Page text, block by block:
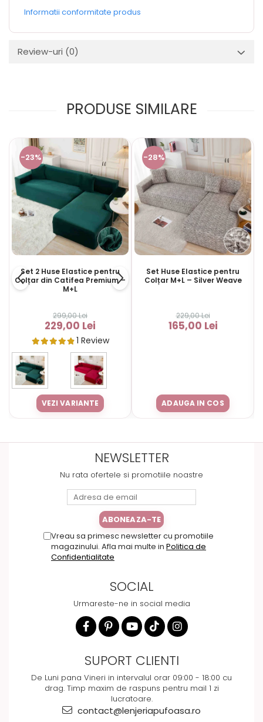
Informatii conformitate produs
Review-uri (0)
PRODUSE SIMILARE
-23%
Set 2 Huse Elastice pentru
Colțar din Catifea Premium –
M+L
299,00 Lei
229,00 Lei
1 Review
VEZI VARIANTE
-28%
Set Huse Elastice pentru
Colțar M+L – Silver Weave
229,00 Lei
165,00 Lei
ADAUGA IN COS
NEWSLETTER
Nu rata ofertele si promotiile noastre
Vreau sa primesc newsletter cu promotiile
magazinului. Afla mai multe in Politica de
Confidentialitate
SOCIAL
Urmareste-ne in social media
SUPORT CLIENTI
De Luni pana Vineri in intervalul orar 09:00 - 18:00 cu
drag. Timp maxim de raspuns pentru mail 1 zi
lucratoare.
contact@lenjeriapufoasa.ro